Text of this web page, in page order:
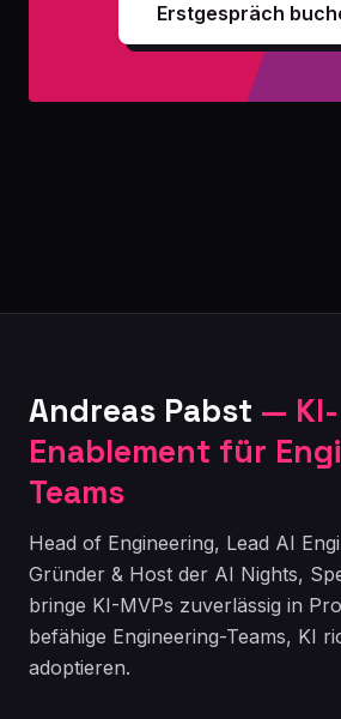
Erstgespräch
Andreas Pabst — KI-
Enablement für
Teams
Head of Engineering, Lead AI
Gründer & Host der AI Nights,
bringe KI-MVPs zuverlässig in
befähige Engineering-Teams, KI
adoptieren.